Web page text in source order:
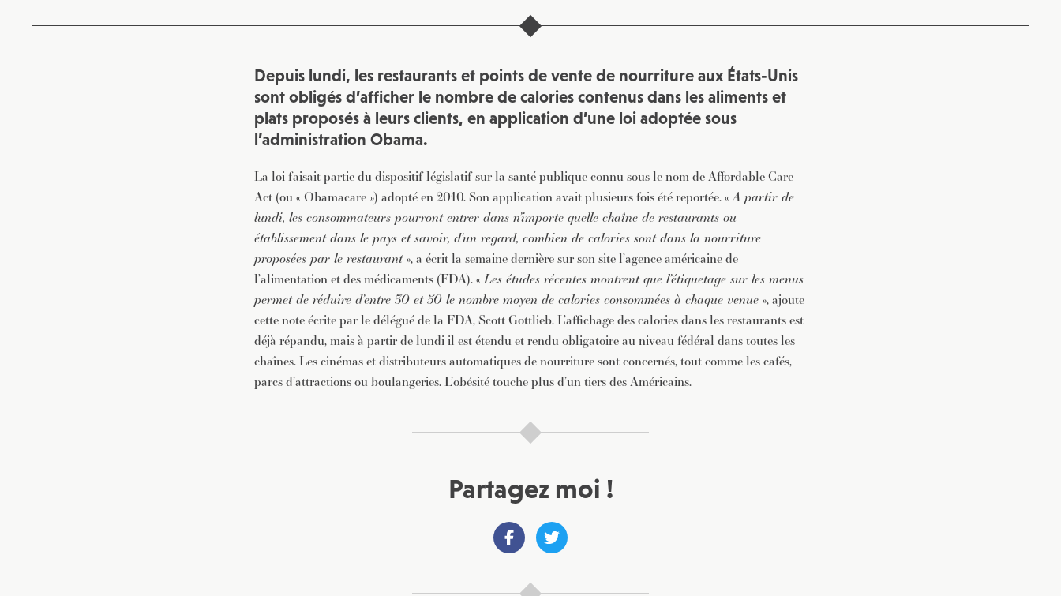
Depuis lundi, les restaurants et points de vente de nourriture aux États-Unis
sont obligés d’afficher le nombre de calories contenus dans les aliments et
plats proposés à leurs clients, en application d’une loi adoptée sous
l’administration Obama.
La loi faisait partie du dispositif législatif sur la santé publique connu sous le nom de Affordable Care
Act (ou « Obamacare ») adopté en 2010. Son application avait plusieurs fois été reportée. «A partir de
lundi, les consommateurs pourront entrer dans n’importe quelle chaîne de restaurants ou
établissement dans le pays et savoir, d’un regard, combien de calories sont dans la nourriture
proposées par le restaurant», a écrit la semaine dernière sur son site l’agence américaine de
l’alimentation et des médicaments (FDA). «Les études récentes montrent que l’étiquetage sur les menus
permet de réduire d’entre 30 et 50 le nombre moyen de calories consommées à chaque venue », ajoute
cette note écrite par le délégué de la FDA, Scott Gottlieb. L’affichage des calories dans les restaurants est
déjà répandu, mais à partir de lundi il est étendu et rendu obligatoire au niveau fédéral dans toutes les
chaînes. Les cinémas et distributeurs automatiques de nourriture sont concernés, tout comme les cafés,
parcs d’attractions ou boulangeries. L’obésité touche plus d’un tiers des Américains.
Partagez moi !